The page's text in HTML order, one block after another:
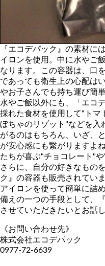
『エコデパック』の素材に
イロンを使用。中に水やご
なります。この容器は、口
であっても衛生上の心配は
やお子さんでも持ち運び簡単
水やご飯以外にも、「エコ
採れた食材を使用して“トマ
ぼちゃのリゾット"などを入
がるのはもちろん、いざ、
が安心感にも繋がりますよ
たちが喜ぶ“チョコレート"
さらに、自分の好きなもの
ク』の容器も販売されてい
アイロンを使って簡単に詰
備えの一つの手段として、
させていただきたいとお話
《お問い合わせ先》
株式会社エコデパック
0977-72-6639